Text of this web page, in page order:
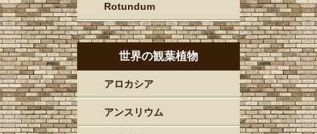
Rotundum
世界の観葉植物
アロカシア
アンスリウム